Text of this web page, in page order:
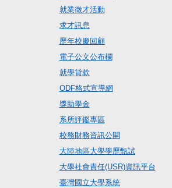
就業徵才活動
求才訊息
歷年校慶回顧
電子公文公布欄
就學貸款
ODF格式宣導網
獎助學金
系所評鑑專區
校務財務資訊公開
大陸地區大學學歷甄試
大學社會責任(USR)資訊平台
臺灣國立大學系統